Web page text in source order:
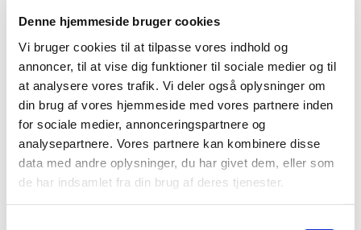
Denne hjemmeside bruger cookies
Vi bruger cookies til at tilpasse vores indhold og
annoncer, til at vise dig funktioner til sociale medier og til
at analysere vores trafik. Vi deler også oplysninger om
din brug af vores hjemmeside med vores partnere inden
for sociale medier, annonceringspartnere og
analysepartnere. Vores partnere kan kombinere disse
data med andre oplysninger, du har givet dem, eller som
de har indsamlet fra din brug af deres tjenester.
Højskolesangbogen, som kirkens organist akkompagnerer
på klaver.
Kirkecaféen er ikke styret af præsterne, men en gang i
mellem kommer der er en præst forbi og drikker en kop
kaffe.